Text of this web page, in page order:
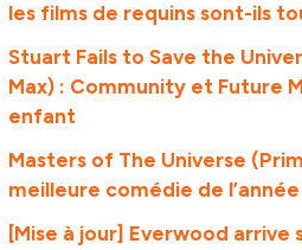
les films de requins sont-ils
Stuart Fails to Save the
Max) : Community et Future
enfant
Masters of The Universe
meilleure comédie de l’année
[Mise à jour] Everwood arrive